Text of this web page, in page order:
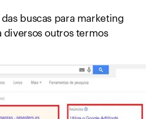
buscas para marketing
outros termos